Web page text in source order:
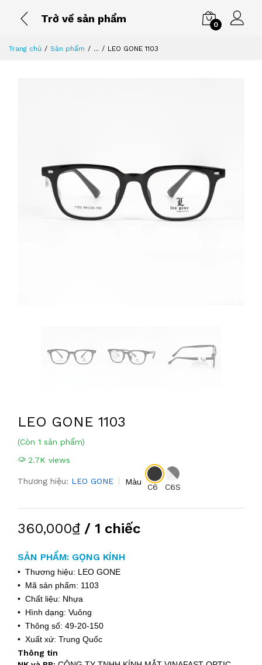
Trở về sản phẩm
0
Trang chủ Sản phẩm ... LEO GONE 1103
LEO GONE 1103
(Còn 1 sản phẩm)
2.7K views
Thương hiệu: LEO GONE Màu
C6 C6S
360,000₫ / 1 chiếc
SẢN PHẨM: GỌNG KÍNH
• Thương hiệu: LEO GONE
• Mã sản phẩm: 1103
• Chất liệu: Nhựa
• Hình dạng: Vuông
• Thông số: 49-20-150
• Xuất xứ: Trung Quốc
Thông tin